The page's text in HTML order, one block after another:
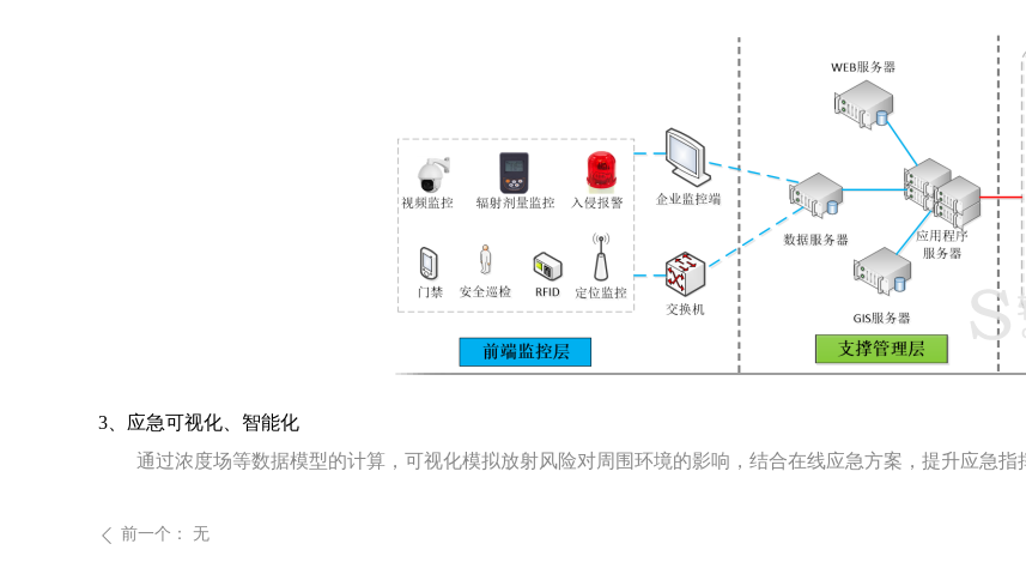
3、应急可视化、智能化
通过浓度场等数据模型的计算，可视化模拟放射风险对周围环境的影响，结合在线应急方案，提升应急指
ꄴ 前一个： 无